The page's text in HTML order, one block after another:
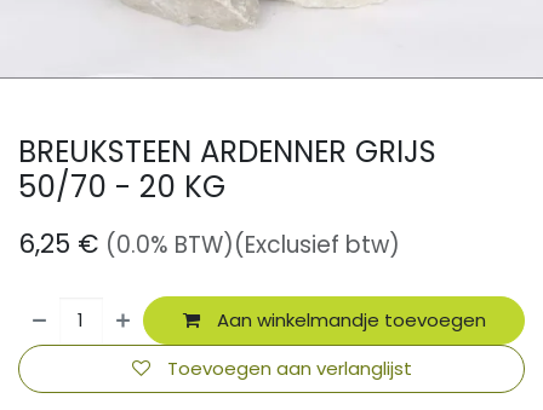
BREUKSTEEN ARDENNER GRIJS
50/70 - 20 KG
6,25 € (0.0% BTW)(Exclusief btw)
Aan winkelmandje toevoegen
Toevoegen aan verlanglijst